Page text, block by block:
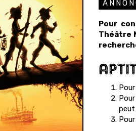
Pour
Théâtre
peut